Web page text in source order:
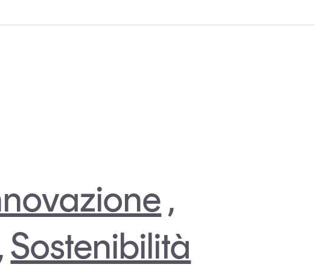
,
Sostenibilità